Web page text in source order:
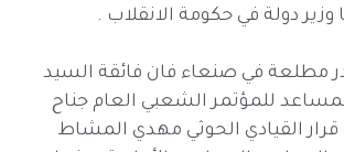
وزير دولة في حكومة الانقلاب .
في صنعاء فان فائقة السيد
للمؤتمر الشعبي العام جناح
القيادي الحوثي مهدي المشاط